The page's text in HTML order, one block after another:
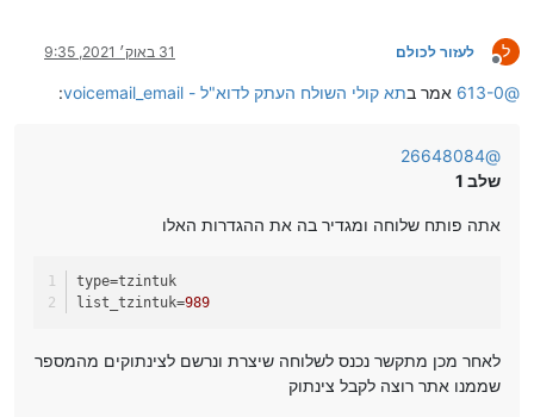
ל
מנותק
לעזור לכולם 31 באוק׳ 2021, 9:35
@
613-0 אמר בתא קולי השולח העתק לדוא"ל - voicemail_email :
@
26648084
שלב 1
אתה פותח שלוחה ומגדיר בה את ההגדרות האלו
type=tzintuk
list_tzintuk=989
לאחר מכן מתקשר נכנס לשלוחה שיצרת ונרשם לצינתוקים מהמספר
שממנו אתר רוצה לקבל צינתוק